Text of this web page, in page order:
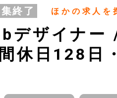
終了 ほかの求人を
デザイナ
休日128日